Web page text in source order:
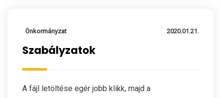
Önkormányzat 2020.01.21.
Szabályzatok
A fájl letöltése egér jobb klikk, majd a